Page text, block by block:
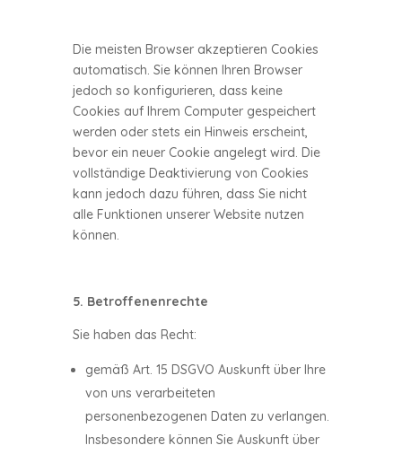
Die meisten Browser akzeptieren Cookies
automatisch. Sie können Ihren Browser
jedoch so konfigurieren, dass keine
Cookies auf Ihrem Computer gespeichert
werden oder stets ein Hinweis erscheint,
bevor ein neuer Cookie angelegt wird. Die
vollständige Deaktivierung von Cookies
kann jedoch dazu führen, dass Sie nicht
alle Funktionen unserer Website nutzen
können.
5. Betroffenenrechte
Sie haben das Recht:
gemäß Art. 15 DSGVO Auskunft über Ihre
von uns verarbeiteten
personenbezogenen Daten zu verlangen.
Insbesondere können Sie Auskunft über